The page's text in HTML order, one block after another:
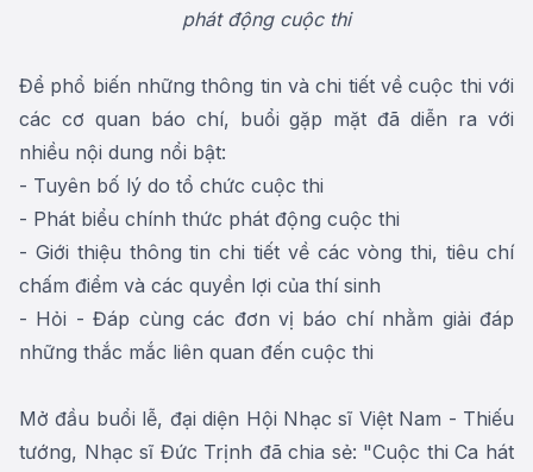
phát động cuộc thi
Để phổ biến những thông tin và chi tiết về cuộc thi với
các cơ quan báo chí, buổi gặp mặt đã diễn ra với
nhiều nội dung nổi bật:
- Tuyên bố lý do tổ chức cuộc thi
- Phát biểu chính thức phát động cuộc thi
- Giới thiệu thông tin chi tiết về các vòng thi, tiêu chí
chấm điểm và các quyền lợi của thí sinh
- Hỏi - Đáp cùng các đơn vị báo chí nhằm giải đáp
những thắc mắc liên quan đến cuộc thi
Mở đầu buổi lễ, đại diện Hội Nhạc sĩ Việt Nam - Thiếu
tướng, Nhạc sĩ Đức Trịnh đã chia sẻ: "Cuộc thi Ca hát